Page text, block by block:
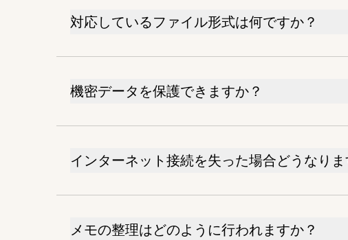
対応しているファイル形式は何ですか？
機密データを保護できますか？
インターネット接続を失った場合どうなりま
メモの整理はどのように行われますか？